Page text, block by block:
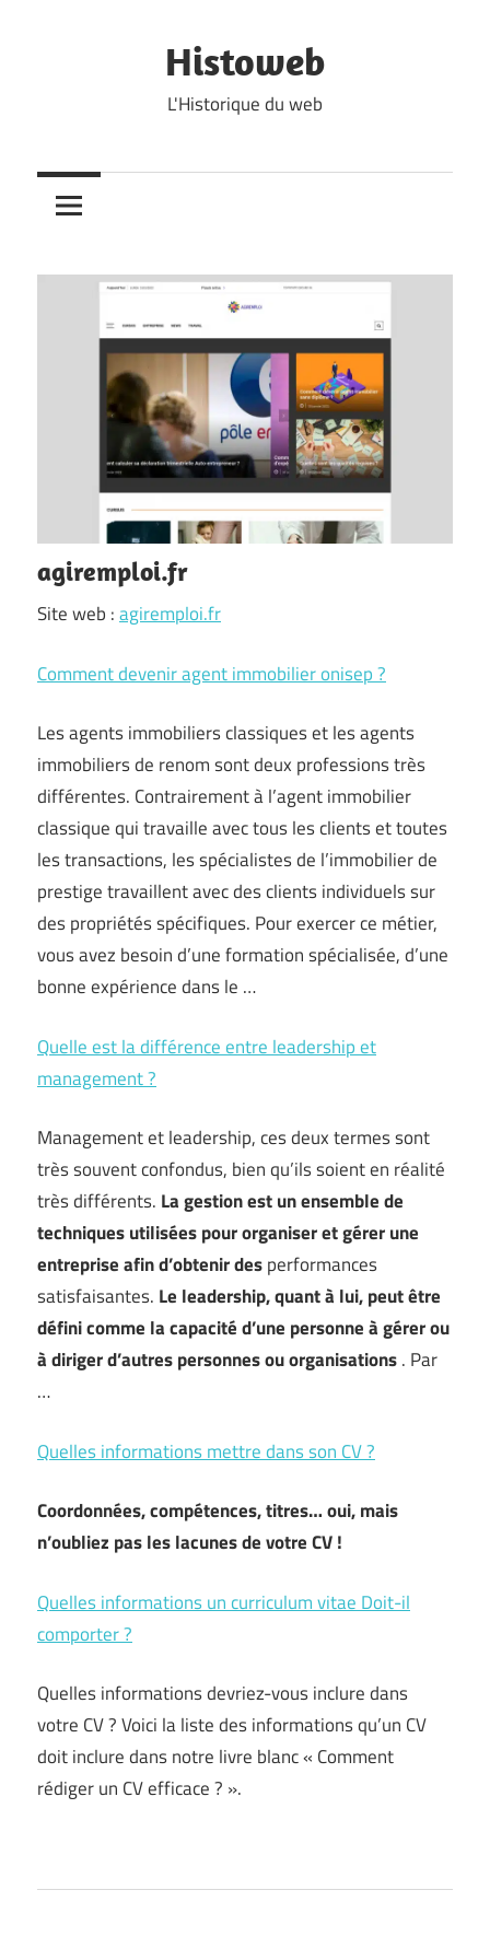
Histoweb
L'Historique du web
agiremploi.fr
Site web :agiremploi.fr
Comment devenir agent immobilier onisep ?
Les agents immobiliers classiques et les agents
immobiliers de renom sont deux professions très
différentes. Contrairement à l’agent immobilier
classique qui travaille avec tous les clients et toutes
les transactions, les spécialistes de l’immobilier de
prestige travaillent avec des clients individuels sur
des propriétés spécifiques. Pour exercer ce métier,
vous avez besoin d’une formation spécialisée, d’une
bonne expérience dans le …
Quelle est la différence entre leadership et
management ?
Management et leadership, ces deux termes sont
très souvent confondus, bien qu’ils soient en réalité
très différents. La gestion est un ensemble de
techniques utilisées pour organiser et gérer une
entreprise afin d’obtenir desperformances
satisfaisantes. Le leadership, quant à lui, peut être
défini comme la capacité d’une personne à gérer ou
à diriger d’autres personnes ou organisations. Par
…
Quelles informations mettre dans son CV ?
Coordonnées, compétences, titres… oui, mais
n’oubliez pas les lacunes de votre CV !
Quelles informations un curriculum vitae Doit-il
comporter ?
Quelles informations devriez-vous inclure dans
votre CV ? Voici la liste des informations qu’un CV
doit inclure dans notre livre blanc « Comment
rédiger un CV efficace ? ».